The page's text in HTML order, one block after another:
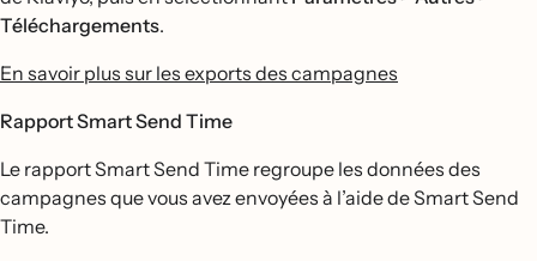
Téléchargements.
En savoir plus sur les exports des campagnes
Rapport Smart Send Time
Le rapport Smart Send Time regroupe les données des
campagnes que vous avez envoyées à l’aide de Smart Send
Time.